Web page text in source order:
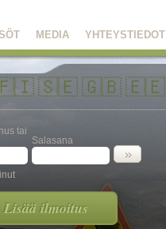
YHTEYSTIEDOT
MEDIA
🇸🇪🇬🇧🇪🇪
tai
Salasana
Lisää ilmoitus